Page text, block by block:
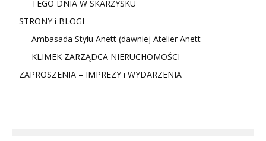
TEGO DNIA W SKARŻYSKU
STRONY i BLOGI
Ambasada Stylu Anett (dawniej Atelier Anett
KLIMEK ZARZĄDCA NIERUCHOMOŚCI
ZAPROSZENIA – IMPREZY i WYDARZENIA